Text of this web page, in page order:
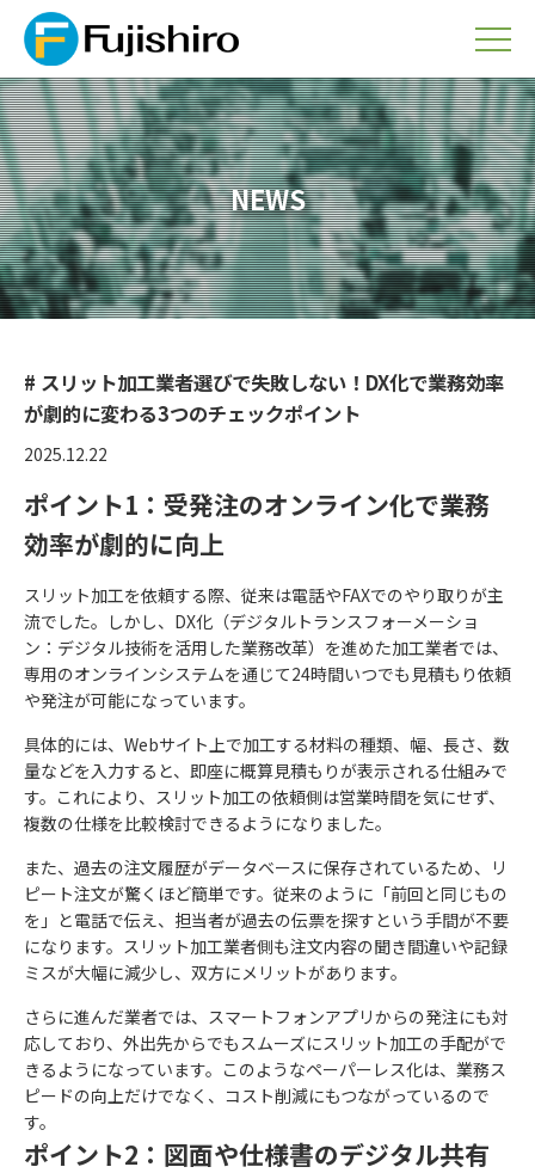
NEWS
# スリット加工業者選びで失敗しない！DX化で業務効率
が劇的に変わる3つのチェックポイント
2025.12.22
ポイント1：受発注のオンライン化で業務
効率が劇的に向上
スリット加工を依頼する際、従来は電話やFAXでのやり取りが主
流でした。しかし、DX化（デジタルトランスフォーメーショ
ン：デジタル技術を活用した業務改革）を進めた加工業者では、
専用のオンラインシステムを通じて24時間いつでも見積もり依頼
や発注が可能になっています。
具体的には、Webサイト上で加工する材料の種類、幅、長さ、数
量などを入力すると、即座に概算見積もりが表示される仕組みで
す。これにより、スリット加工の依頼側は営業時間を気にせず、
複数の仕様を比較検討できるようになりました。
また、過去の注文履歴がデータベースに保存されているため、リ
ピート注文が驚くほど簡単です。従来のように「前回と同じもの
を」と電話で伝え、担当者が過去の伝票を探すという手間が不要
になります。スリット加工業者側も注文内容の聞き間違いや記録
ミスが大幅に減少し、双方にメリットがあります。
さらに進んだ業者では、スマートフォンアプリからの発注にも対
応しており、外出先からでもスムーズにスリット加工の手配がで
きるようになっています。このようなペーパーレス化は、業務ス
ピードの向上だけでなく、コスト削減にもつながっているので
す。
ポイント2：図面や仕様書のデジタル共有